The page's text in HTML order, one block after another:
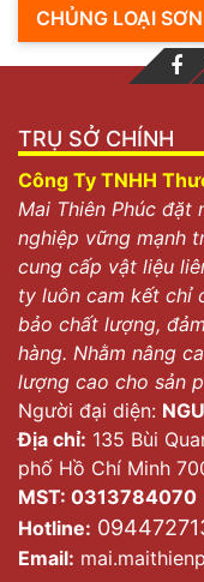
CHỦNG LOẠI SƠN
TRỤ SỞ CHÍNH
Công Ty TNHH
Mai Thiên Phúc
nghiệp vững mạnh
cung cấp vật liệu
ty luôn cam kết chỉ
bảo chất lượng,
hàng. Nhằm nâng
lượng cao cho sản
Người đại diện:
Địa chỉ: 135 Bùi
phố Hồ Chí Minh
MST: 0313784070
Hotline:
Email: